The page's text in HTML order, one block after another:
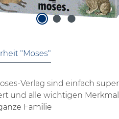
"Moses"
Verlag sind einfach
und alle wichtigen
Familie